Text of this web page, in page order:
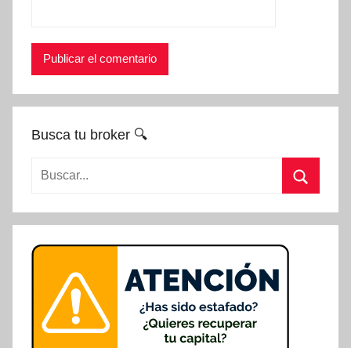
Busca tu broker 🔍
Buscar: